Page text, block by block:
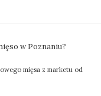
w Poznaniu?
mięsa z marketu od